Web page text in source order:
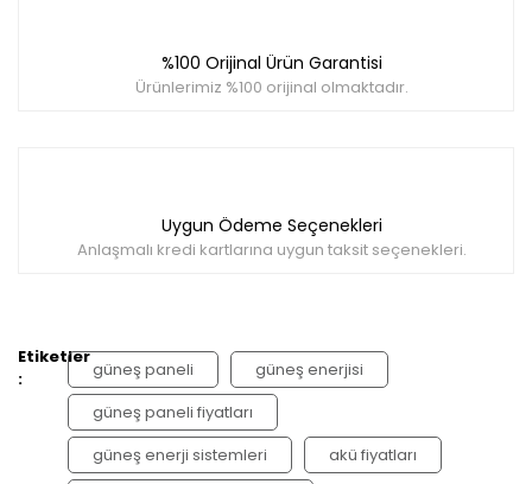
%100 Orijinal Ürün Garantisi
Ürünlerimiz %100 orijinal olmaktadır.
Uygun Ödeme Seçenekleri
Anlaşmalı kredi kartlarına uygun taksit seçenekleri.
Etiketler
:
güneş paneli
güneş enerjisi
güneş paneli fiyatları
güneş enerji sistemleri
akü fiyatları